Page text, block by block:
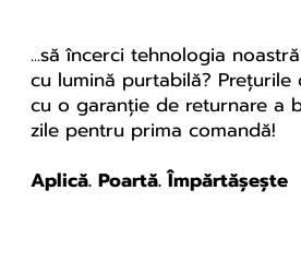
Az első
Romániában
...să încerci tehnologia
cu lumină purtabilă?
cu o garanție de returnare a
zile pentru prima comandă!
Aplică. Poartă. Împărtășește